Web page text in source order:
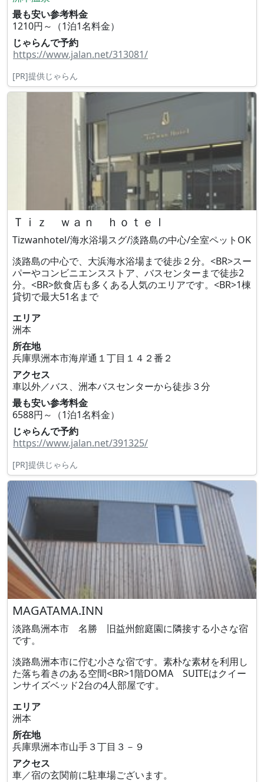
最も安い参考料金
1210円～（1泊1名料金）
じゃらんで予約
https://www.jalan.net/313081/
[PR]提供じゃらん
Ｔｉｚ ｗａｎ ｈｏｔｅｌ
Tizwanhotel/海水浴場スグ/淡路島の中心/全室ペットOK
淡路島の中心で、大浜海水浴場まで徒歩２分。<BR>スー
パーやコンビニエンスストア、バスセンターまで徒歩2
分。<BR>飲食店も多くある人気のエリアです。<BR>1棟
貸切で最大51名まで
エリア
洲本
所在地
兵庫県洲本市海岸通１丁目１４２番２
アクセス
車以外／バス、洲本バスセンターから徒歩３分
最も安い参考料金
6588円～（1泊1名料金）
じゃらんで予約
https://www.jalan.net/391325/
[PR]提供じゃらん
MAGATAMA.INN
淡路島洲本市 名勝 旧益州館庭園に隣接する小さな宿
です。
淡路島洲本市に佇む小さな宿です。素朴な素材を利用し
た落ち着きのある空間<BR>1階DOMA SUITEはクイー
ンサイズベッド2台の4人部屋です。
エリア
洲本
所在地
兵庫県洲本市山手３丁目３－９
アクセス
車／宿の玄関前に駐車場ございます。